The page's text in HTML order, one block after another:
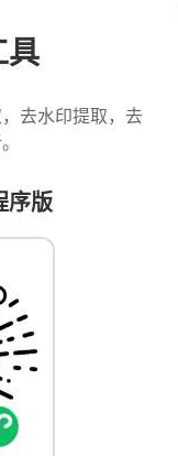
具
去水印提取，去
序版